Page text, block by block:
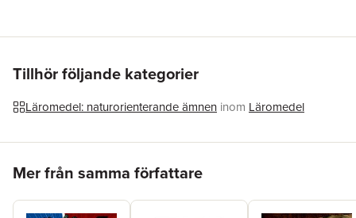
ISBN
9781398844278
Tillhör följande kategorier
Läromedel: naturorienterande ämnen inom Läromedel
Mer från samma författare